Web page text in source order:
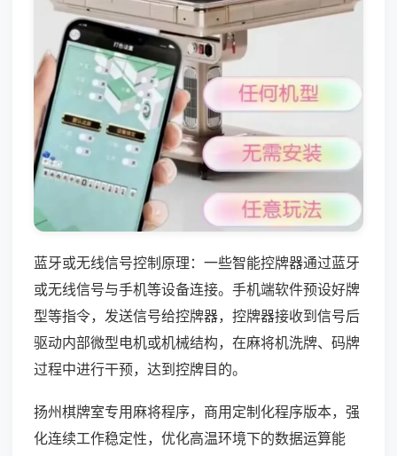
蓝牙或无线信号控制原理：一些智能控牌器通过蓝牙
或无线信号与手机等设备连接。手机端软件预设好牌
型等指令，发送信号给控牌器，控牌器接收到信号后
驱动内部微型电机或机械结构，在麻将机洗牌、码牌
过程中进行干预，达到控牌目的。
扬州棋牌室专用麻将程序，商用定制化程序版本，强
化连续工作稳定性，优化高温环境下的数据运算能